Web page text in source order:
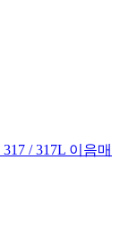
/ 317L 이음매